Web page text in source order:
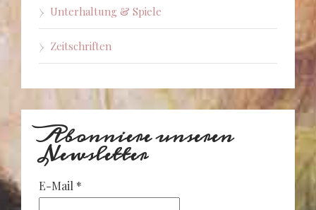
Unterhaltung & Spiele
Zeitschriften
Abonniere unseren
Newsletter
E-Mail *